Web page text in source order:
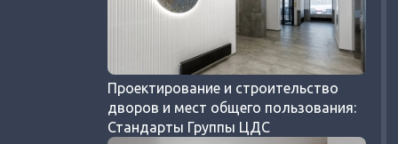
Проектирование и строительство
дворов и мест общего пользования:
Стандарты Группы ЦДС